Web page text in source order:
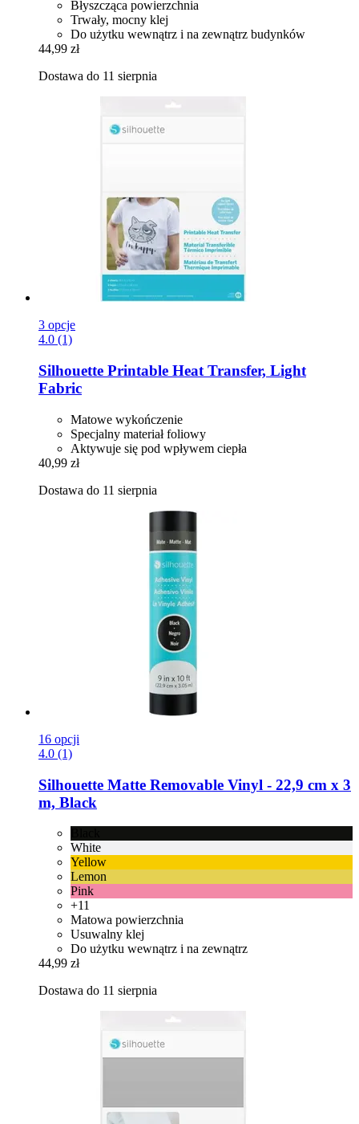
Błyszcząca powierzchnia
Trwały, mocny klej
Do użytku wewnątrz i na zewnątrz budynków
44,99 zł
Dostawa do 11 sierpnia
3 opcje
4.0 (1)
Silhouette Printable Heat Transfer, Light
Fabric
Matowe wykończenie
Specjalny materiał foliowy
Aktywuje się pod wpływem ciepła
40,99 zł
Dostawa do 11 sierpnia
16 opcji
4.0 (1)
Silhouette Matte Removable Vinyl -​ 22,9 cm x 3
m, Black
White
Yellow
Lemon
Pink
+11
Matowa powierzchnia
Usuwalny klej
Do użytku wewnątrz i na zewnątrz
44,99 zł
Dostawa do 11 sierpnia